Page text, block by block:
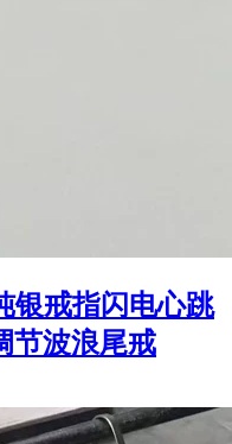
银戒指闪电心跳
节波浪尾戒